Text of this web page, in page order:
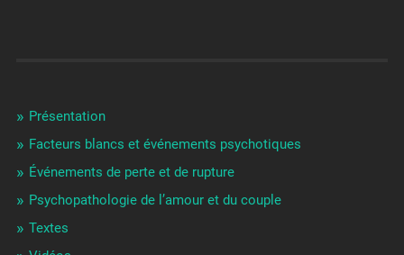
Présentation
Facteurs blancs et événements psychotiques
Événements de perte et de rupture
Psychopathologie de l’amour et du couple
Textes